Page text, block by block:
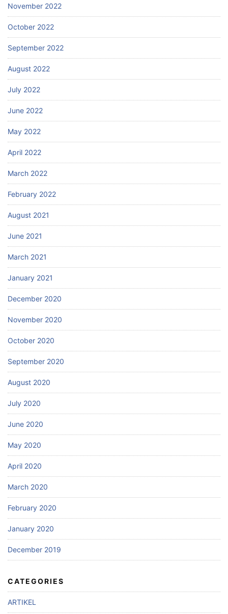
November 2022
October 2022
September 2022
August 2022
July 2022
June 2022
May 2022
April 2022
March 2022
February 2022
August 2021
June 2021
March 2021
January 2021
December 2020
November 2020
October 2020
September 2020
August 2020
July 2020
June 2020
May 2020
April 2020
March 2020
February 2020
January 2020
December 2019
CATEGORIES
ARTIKEL